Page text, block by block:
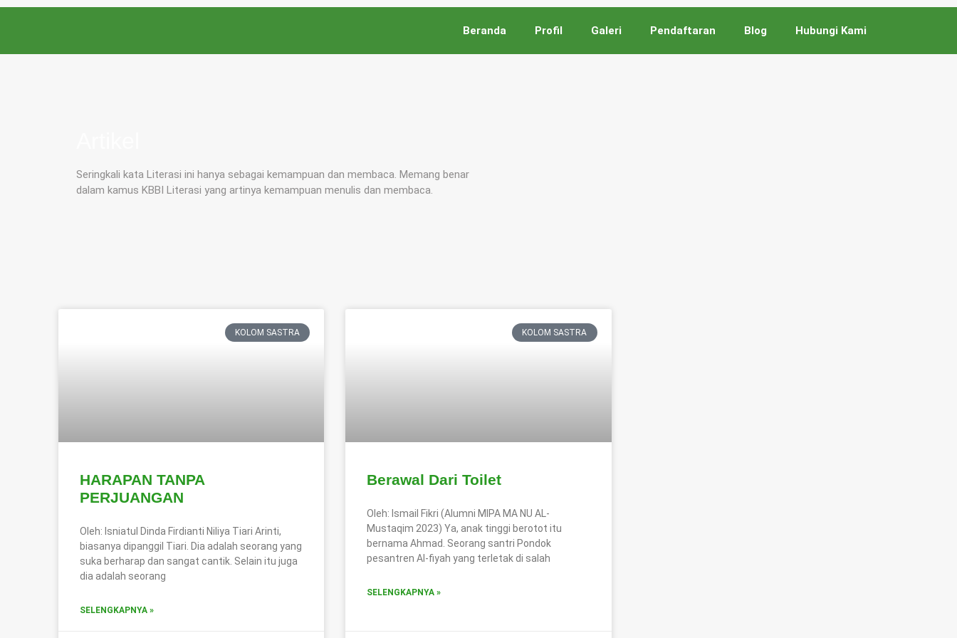
Beranda Profil Galeri Pendaftaran Blog Hubungi Kami
Seringkali kata Literasi ini hanya sebagai kemampuan dan membaca. Memang benar
dalam kamus KBBI Literasi yang artinya kemampuan menulis dan membaca.
KOLOM SASTRA
HARAPAN TANPA
PERJUANGAN
Oleh: Isniatul Dinda Firdianti Niliya Tiari Arinti,
biasanya dipanggil Tiari. Dia adalah seorang yang
suka berharap dan sangat cantik. Selain itu juga
dia adalah seorang
SELENGKAPNYA »
KOLOM SASTRA
Berawal Dari Toilet
Oleh: Ismail Fikri (Alumni MIPA MA NU AL-
Mustaqim 2023) Ya, anak tinggi berotot itu
bernama Ahmad. Seorang santri Pondok
pesantren Al-fiyah yang terletak di salah
SELENGKAPNYA »